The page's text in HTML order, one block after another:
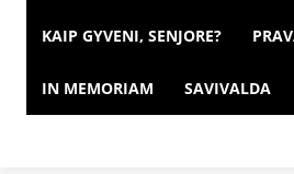
KAIP GYVENI, SENJORE?
IN MEMORIAM SAVIVALDA